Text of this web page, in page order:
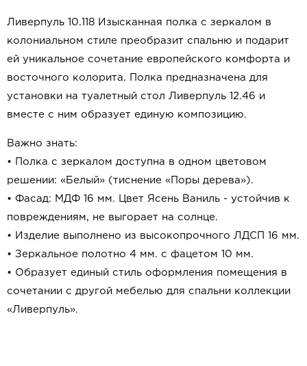
Ливерпуль 10.118 Изысканная полка с зеркалом в
колониальном стиле преобразит спальню и подарит
ей уникальное сочетание европейского комфорта и
восточного колорита. Полка предназначена для
установки на туалетный стол Ливерпуль 12.46 и
вместе с ним образует единую композицию.
Важно знать:
• Полка с зеркалом доступна в одном цветовом
решении: «Белый» (тиснение «Поры дерева»).
• Фасад: МДФ 16 мм. Цвет Ясень Ваниль - устойчив к
повреждениям, не выгорает на солнце.
• Изделие выполнено из высокопрочного ЛДСП 16 мм.
• Зеркальное полотно 4 мм. с фацетом 10 мм.
• Образует единый стиль оформления помещения в
сочетании с другой мебелью для спальни коллекции
«Ливерпуль».